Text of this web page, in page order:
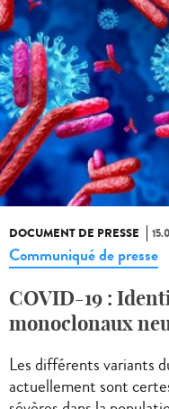
DOCUMENT DE PRESSE
Communiqué de presse
COVID-19 :
monoclonaux
Les différents variants
actuellement sont